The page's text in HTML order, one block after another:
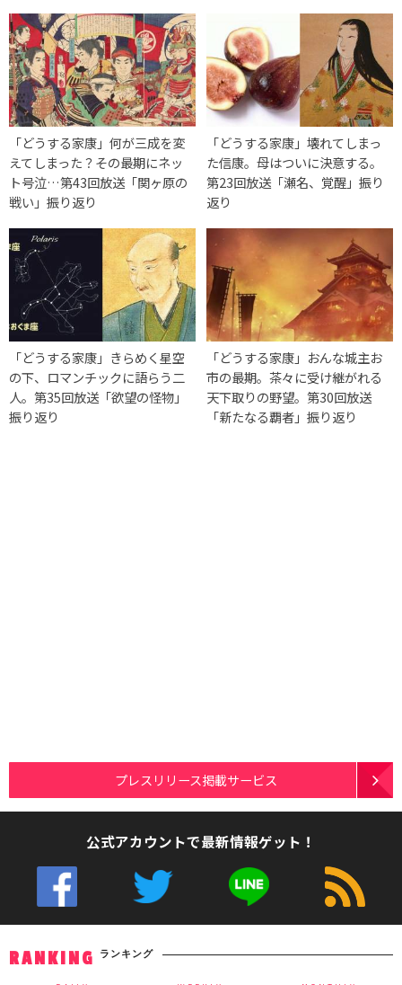
「どうする家康」何が三成を変
えてしまった？その最期にネッ
ト号泣…第43回放送「関ヶ原の
戦い」振り返り
「どうする家康」壊れてしまっ
た信康。母はついに決意する。
第23回放送「瀬名、覚醒」振り
返り
「どうする家康」きらめく星空
の下、ロマンチックに語らう二
人。第35回放送「欲望の怪物」
振り返り
「どうする家康」おんな城主お
市の最期。茶々に受け継がれる
天下取りの野望。第30回放送
「新たなる覇者」振り返り
プレスリリース掲載サービス
公式アカウントで最新情報ゲット！
RANKING ランキング